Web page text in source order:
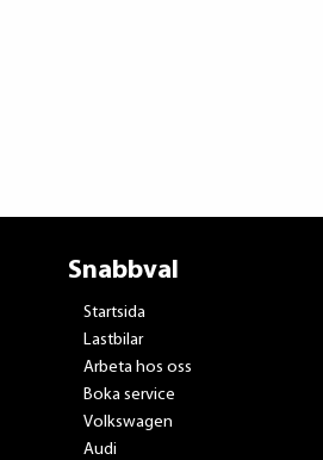
Snabbval
Startsida
Lastbilar
Arbeta hos oss
Boka service
Volkswagen
Audi